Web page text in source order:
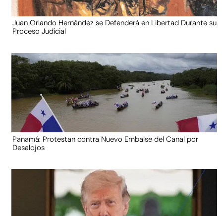
Juan Orlando Hernández se Defenderá en Libertad Durante su
Proceso Judicial
Panamá: Protestan contra Nuevo Embalse del Canal por
Desalojos